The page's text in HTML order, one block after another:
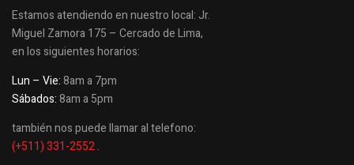
Estamos atendiendo en nuestro local: Jr.
Miguel Zamora 175 – Cercado de Lima,
en los siguientes horarios:
Lun – Vie:8am a 7pm
Sábados:8am a 5pm
también nos puede llamar al telefono:
(+511) 331-2552.